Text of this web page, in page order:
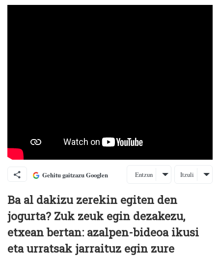
Gehitu gaitzazu Googlen Entzun Itzuli
Ba al dakizu zerekin egiten den
jogurta? Zuk zeuk egin dezakezu,
etxean bertan: azalpen-bideoa ikusi
eta urratsak jarraituz egin zure